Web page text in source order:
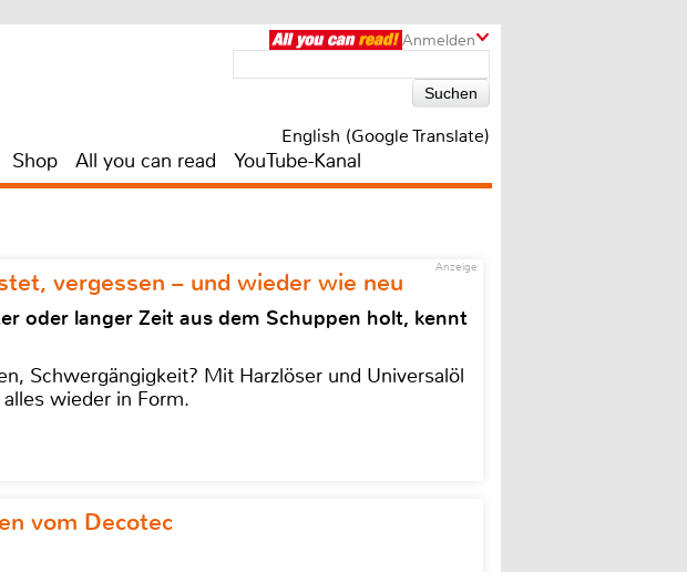
Anmelden
English (Google Translate)
Shop All you can read YouTube-Kanal
Anzeige
vergessen – und wieder wie neu
oder langer Zeit aus dem Schuppen holt, kennt
Schwergängigkeit? Mit Harzlöser und Universalöl
wieder in Form.
vom Decotec